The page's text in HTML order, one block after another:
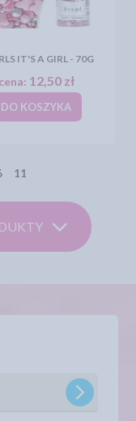
IT'S A GIRL - 70G
cena: 12,50 zł
DO KOSZYKA
11